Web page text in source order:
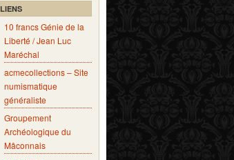
LIENS
10 francs Génie de la
Liberté / Jean Luc
Maréchal
acmecollections – Site
numismatique
généraliste
Groupement
Archéologique du
Mâconnais